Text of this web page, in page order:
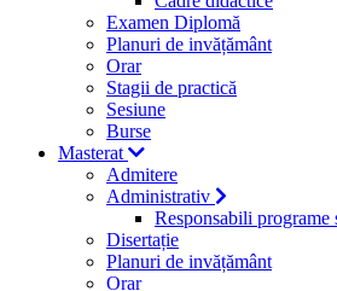
Examen Diplomă
Planuri de invățământ
Orar
Stagii de practică
Sesiune
Burse
Masterat
Admitere
Administrativ
Responsabili programe
Disertație
Planuri de invățământ
Orar